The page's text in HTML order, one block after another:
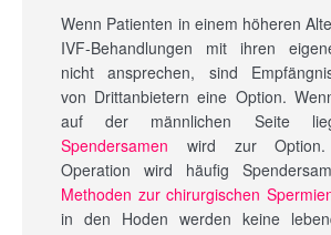
Wenn Patienten in einem höheren
IVF-Behandlungen mit ihren
nicht ansprechen, sind
von Drittanbietern eine Option.
auf der männlichen Seite
Spendersamen wird zur
Operation wird häufig
Methoden zur chirurgischen
in den Hoden werden keine